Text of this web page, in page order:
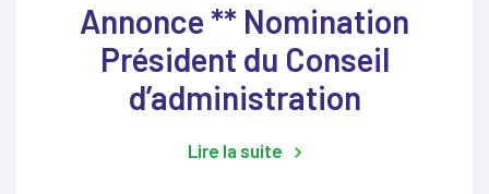
Annonce ** Nomination
Président du Conseil
d’administration
Lire la suite